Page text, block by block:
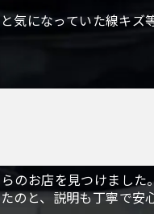
気になっていた線キ
のお店を見つけました
と、説明も丁寧で安